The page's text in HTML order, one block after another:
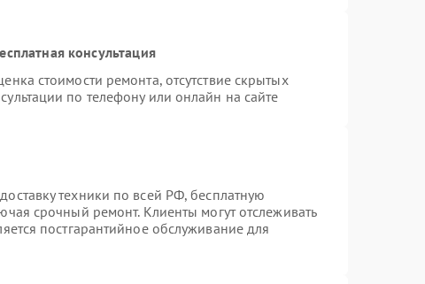
консультация
стоимости ремонта, отсутствие скрытых
по телефону или онлайн на сайте
техники по всей РФ, бесплатную
срочный ремонт. Клиенты могут отслеживать
постгарантийное обслуживание для